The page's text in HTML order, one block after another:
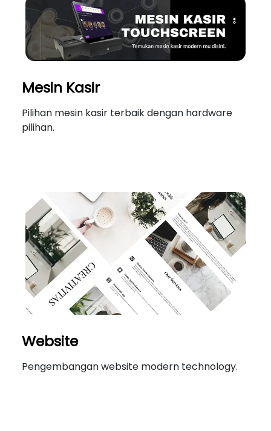
Mesin Kasir
Pilihan mesin kasir terbaik dengan hardware
pilihan.
Website
Pengembangan website modern technology.